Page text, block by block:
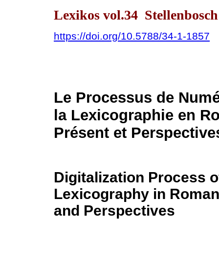
Lexikos vol.34
https://doi.org/10.5788/34-1-1857
Le Processus de
la Lexicographie en
Présent et
Digitalization Process
Lexicography in
and Perspectives